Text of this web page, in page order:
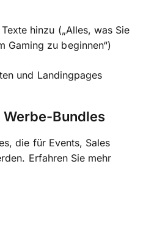
hinzu („Alles, was Sie
Gaming zu beginnen“)
und Landingpages
Bundles
die für Events, Sales
Erfahren Sie mehr